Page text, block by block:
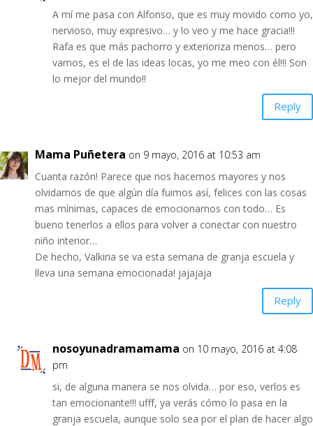
A mí me pasa con Alfonso, que es muy movido como yo,
nervioso, muy expresivo… y lo veo y me hace gracia!!!
Rafa es que más pachorro y exterioriza menos… pero
vamos, es el de las ideas locas, yo me meo con él!!! Son
lo mejor del mundo!!
Reply
Mama Puñetera on 9 mayo, 2016 at 10:53 am
Cuanta razón! Parece que nos hacemos mayores y nos
olvidamos de que algún día fuimos así, felices con las cosas
mas mínimas, capaces de emocionarnos con todo… Es
bueno tenerlos a ellos para volver a conectar con nuestro
niño interior…
De hecho, Valkiria se va esta semana de granja escuela y
lleva una semana emocionada! jajajaja
Reply
nosoyunadramamama on 10 mayo, 2016 at 4:08
pm
si, de alguna manera se nos olvida… por eso, verlos es
tan emocionante!!! ufff, ya verás cómo lo pasa en la
granja escuela, aunque solo sea por el plan de hacer algo